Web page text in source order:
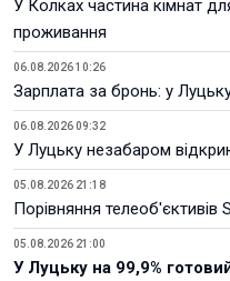
У Колках частина кімнат
проживання
06.08.2026 10:26
Зарплата за бронь: у
06.08.2026 09:32
У Луцьку незабаром
05.08.2026 21:18
Порівняння
05.08.2026 21:00
У Луцьку на 99,9%